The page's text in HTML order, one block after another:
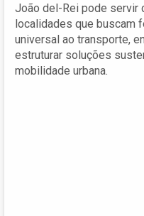
João del-Rei pode servir
localidades que buscam
universal ao transporte,
estruturar soluções
mobilidade urbana.